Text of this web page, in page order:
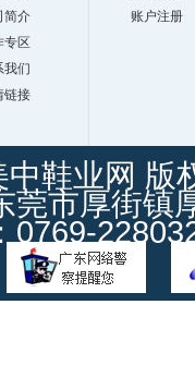
简介
专区
我们
链接
账户注册
鞋业网 版
莞市厚街镇
0769-